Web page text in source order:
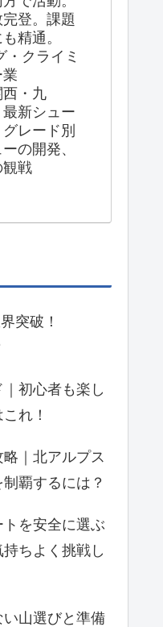
登。課題
精通。
・クライミ
・九
新シュー
レード別
の開発、
観戦
突破！
初心者も楽し
れ！
｜北アルプス
覇するには？
を安全に選ぶ
ちよく挑戦し
山選びと準備